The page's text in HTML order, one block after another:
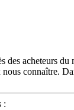
des acheteurs du
connaître.
: